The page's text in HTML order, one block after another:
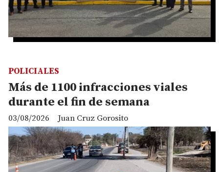
Más de 1100 infracciones viales
durante el fin de semana
Juan Cruz Gorosito
POLICIALES
03/08/2026